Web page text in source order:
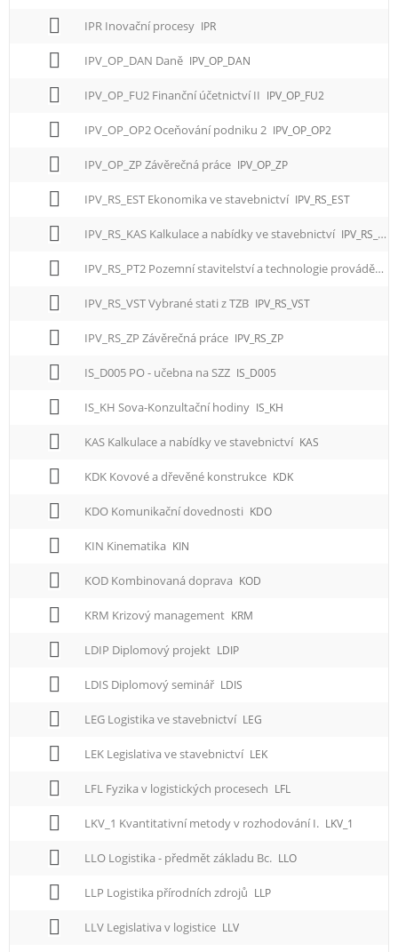
IPR Inovační procesy IPR
IPV_OP_DAN Daně IPV_OP_DAN
IPV_OP_FU2 Finanční účetnictví II IPV_OP_FU2
IPV_OP_OP2 Oceňování podniku 2 IPV_OP_OP2
IPV_OP_ZP Závěrečná práce IPV_OP_ZP
IPV_RS_EST Ekonomika ve stavebnictví IPV_RS_EST
IPV_RS_KAS Kalkulace a nabídky ve stavebnictví IPV_RS_KAS
IPV_RS_PT2 Pozemní stavitelství a technologie provádění II
IPV_RS_VST Vybrané stati z TZB IPV_RS_VST
IPV_RS_ZP Závěrečná práce IPV_RS_ZP
IS_D005 PO - učebna na SZZ IS_D005
IS_KH Sova-Konzultační hodiny IS_KH
KAS Kalkulace a nabídky ve stavebnictví KAS
KDK Kovové a dřevěné konstrukce KDK
KDO Komunikační dovednosti KDO
KIN Kinematika KIN
KOD Kombinovaná doprava KOD
KRM Krizový management KRM
LDIP Diplomový projekt LDIP
LDIS Diplomový seminář LDIS
LEG Logistika ve stavebnictví LEG
LEK Legislativa ve stavebnictví LEK
LFL Fyzika v logistických procesech LFL
LKV_1 Kvantitativní metody v rozhodování I. LKV_1
LLO Logistika - předmět základu Bc. LLO
LLP Logistika přírodních zdrojů LLP
LLV Legislativa v logistice LLV